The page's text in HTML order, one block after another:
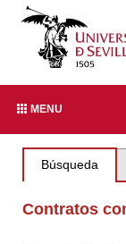
MENU
Búsqueda
Contratos